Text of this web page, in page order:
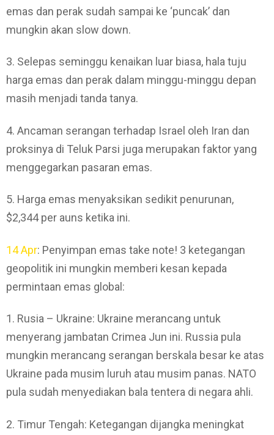
emas dan perak sudah sampai ke ‘puncak’ dan
mungkin akan slow down.
3. Selepas seminggu kenaikan luar biasa, hala tuju
harga emas dan perak dalam minggu-minggu depan
masih menjadi tanda tanya.
4. Ancaman serangan terhadap Israel oleh Iran dan
proksinya di Teluk Parsi juga merupakan faktor yang
menggegarkan pasaran emas.
5. Harga emas menyaksikan sedikit penurunan,
$2,344 per auns ketika ini.
14 Apr: Penyimpan emas take note! 3 ketegangan
geopolitik ini mungkin memberi kesan kepada
permintaan emas global:
1. Rusia – Ukraine: Ukraine merancang untuk
menyerang jambatan Crimea Jun ini. Russia pula
mungkin merancang serangan berskala besar ke atas
Ukraine pada musim luruh atau musim panas. NATO
pula sudah menyediakan bala tentera di negara ahli.
2. Timur Tengah: Ketegangan dijangka meningkat